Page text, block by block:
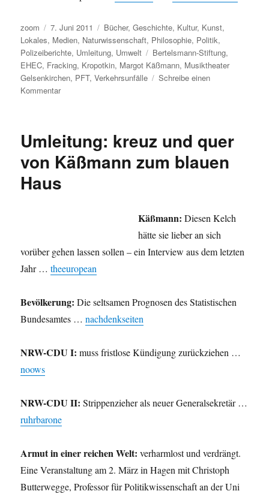
Autor
zoom
Veröffentlicht
am
7. Juni 2011 Kategorien
Bücher,Geschichte, Kultur, Kunst,
Lokales, Medien, Naturwissenschaft, Philosophie, Politik,
Polizeiberichte, Umleitung, Umwelt Schlagwörter
Bertelsmann-Stiftung,
EHEC, Fracking, Kropotkin, Margot Käßmann, Musiktheater
Gelsenkirchen, PFT,Verkehrsunfälle
Schreibe einen
Kommentarzu
über
zu
und
Umleitung: kreuz und quer
von Käßmann zum blauen
Haus
Käßmann: Diesen Kelch
hätte sie lieber an sich
vorüber gehen lassen sollen – ein Interview aus dem letzten
Jahr …theeuropean
Bevölkerung:Die seltsamen Prognosen des Statistischen
Bundesamtes …nachdenkseiten
NRW-CDU I:muss fristlose Kündigung zurückziehen …
noows
NRW-CDU II: Strippenzieher als neuer Generalsekretär …
ruhrbarone
Armut in einer reichen Welt: verharmlost und verdrängt.
Eine Veranstaltung am 2. März in Hagen mit Christoph
Butterwegge, Professor für Politikwissenschaft an der Uni